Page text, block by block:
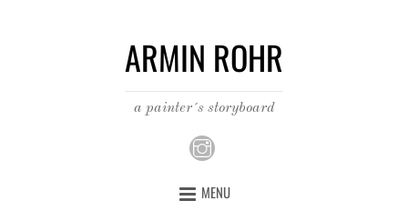
ARMIN ROHR
a painter´s storyboard
MENU